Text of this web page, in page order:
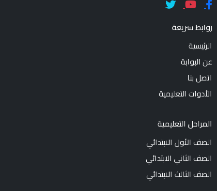
روابط سريعة
الرئيسية
عن البوابة
اتصل بنا
الأدوات التعليمية
المراحل التعليمية
الصف الأول الابتدائي
الصف الثاني الابتدائي
الصف الثالث الابتدائي